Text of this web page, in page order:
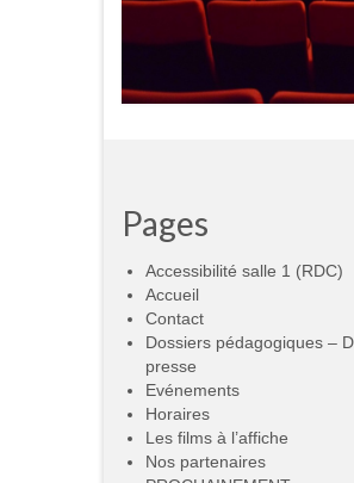
Pages
Accessibilité salle 1 (RDC)
Accueil
Contact
Dossiers pédagogiques –
presse
Evénements
Horaires
Les films à l’affiche
Nos partenaires